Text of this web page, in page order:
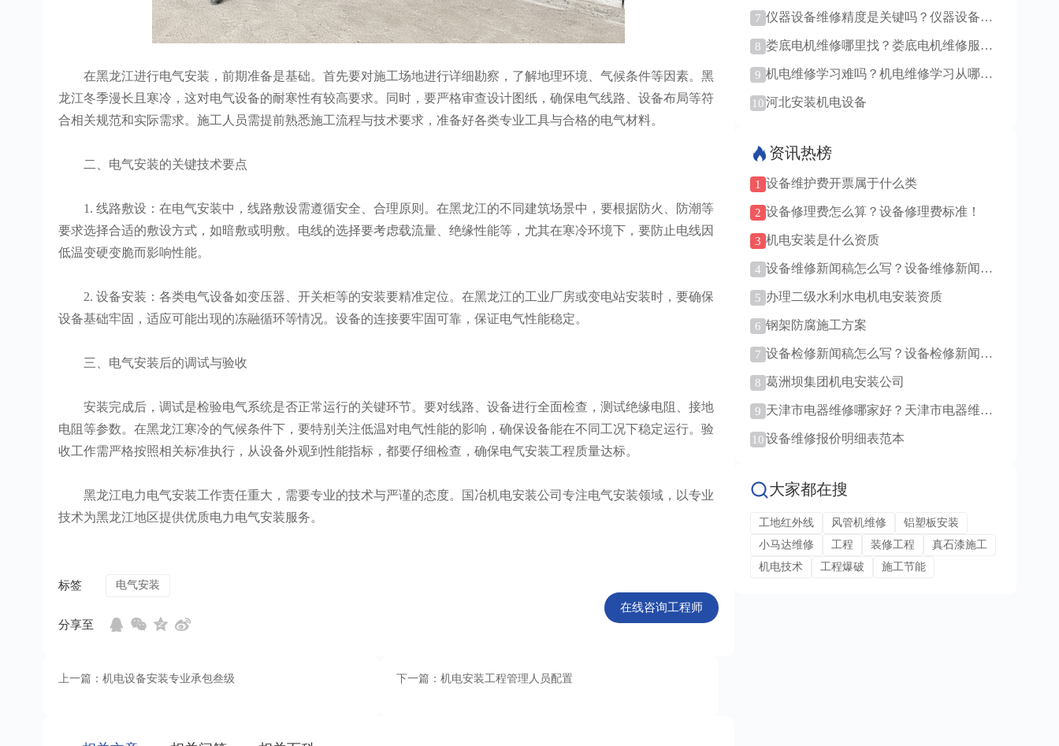
在黑龙江进行电气安装，前期准备是基础。首先要对施工场地进行详细勘察，了解地理环境、气候条件等因素。黑
龙江冬季漫长且寒冷，这对电气设备的耐寒性有较高要求。同时，要严格审查设计图纸，确保电气线路、设备布局等符
合相关规范和实际需求。施工人员需提前熟悉施工流程与技术要求，准备好各类专业工具与合格的电气材料。
二、电气安装的关键技术要点
1. 线路敷设：在电气安装中，线路敷设需遵循安全、合理原则。在黑龙江的不同建筑场景中，要根据防火、防潮等
要求选择合适的敷设方式，如暗敷或明敷。电线的选择要考虑载流量、绝缘性能等，尤其在寒冷环境下，要防止电线因
低温变硬变脆而影响性能。
2. 设备安装：各类电气设备如变压器、开关柜等的安装要精准定位。在黑龙江的工业厂房或变电站安装时，要确保
设备基础牢固，适应可能出现的冻融循环等情况。设备的连接要牢固可靠，保证电气性能稳定。
三、电气安装后的调试与验收
安装完成后，调试是检验电气系统是否正常运行的关键环节。要对线路、设备进行全面检查，测试绝缘电阻、接地
电阻等参数。在黑龙江寒冷的气候条件下，要特别关注低温对电气性能的影响，确保设备能在不同工况下稳定运行。验
收工作需严格按照相关标准执行，从设备外观到性能指标，都要仔细检查，确保电气安装工程质量达标。
黑龙江电力电气安装工作责任重大，需要专业的技术与严谨的态度。国冶机电安装公司专注电气安装领域，以专业
技术为黑龙江地区提供优质电力电气安装服务。
标签 电气安装
分享至
在线咨询工程师
上一篇：机电设备安装专业承包叁级 下一篇：机电安装工程管理人员配置
7 仪器设备维修精度是关键吗？仪器设备维
8 娄底电机维修哪里找？娄底电机维修服
9 机电维修学习难吗？机电维修学习从哪里
10河北安装机电设备
资讯热榜
1 设备维护费开票属于什么类
2 设备修理费怎么算？设备修理费标准！
3 机电安装是什么资质
4 设备维修新闻稿怎么写？设备维修新闻稿
5 办理二级水利水电机电安装资质
6 钢架防腐施工方案
7 设备检修新闻稿怎么写？设备检修新闻稿
8 葛洲坝集团机电安装公司
9 天津市电器维修哪家好？天津市电器维修
10设备维修报价明细表范本
大家都在搜
工地红外线 风管机维修
铝塑板安装
小马达维修
工程 装修工程
真石漆施工
机电技术
工程爆破 施工节能